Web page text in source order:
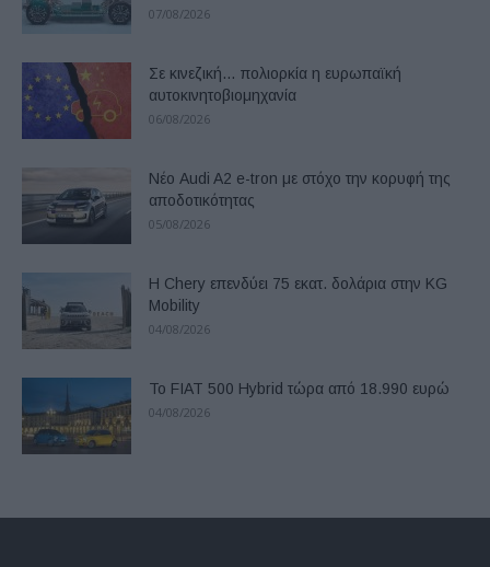
07/08/2026
Σε κινεζική… πολιορκία η ευρωπαϊκή
αυτοκινητοβιομηχανία
06/08/2026
Νέο Audi A2 e-tron με στόχο την κορυφή της
αποδοτικότητας
05/08/2026
Η Chery επενδύει 75 εκατ. δολάρια στην KG
Mobility
04/08/2026
Το FIAT 500 Hybrid τώρα από 18.990 ευρώ
04/08/2026